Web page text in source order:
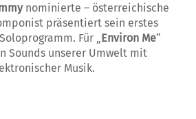
nominierte – österreichische
präsentiert sein erstes
Für
Environ Me“
Sounds unserer Umwelt mit
Musik.